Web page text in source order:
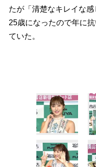
たが「清楚なキレイな感
25歳になったので年に
ていた。